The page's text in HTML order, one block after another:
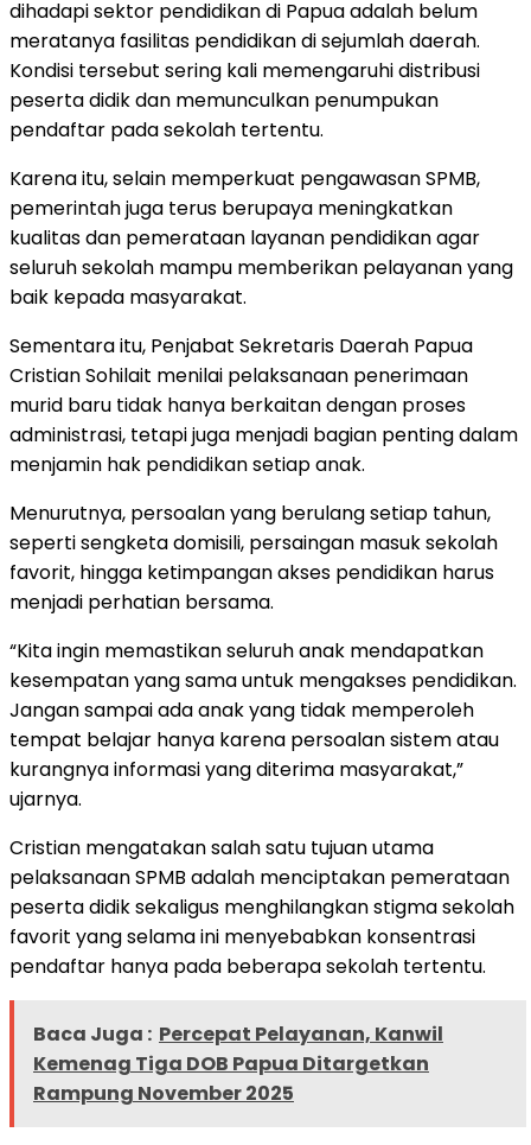
dihadapi sektor pendidikan di Papua adalah belum
meratanya fasilitas pendidikan di sejumlah daerah.
Kondisi tersebut sering kali memengaruhi distribusi
peserta didik dan memunculkan penumpukan
pendaftar pada sekolah tertentu.
Karena itu, selain memperkuat pengawasan SPMB,
pemerintah juga terus berupaya meningkatkan
kualitas dan pemerataan layanan pendidikan agar
seluruh sekolah mampu memberikan pelayanan yang
baik kepada masyarakat.
Sementara itu, Penjabat Sekretaris Daerah Papua
Cristian Sohilait menilai pelaksanaan penerimaan
murid baru tidak hanya berkaitan dengan proses
administrasi, tetapi juga menjadi bagian penting dalam
menjamin hak pendidikan setiap anak.
Menurutnya, persoalan yang berulang setiap tahun,
seperti sengketa domisili, persaingan masuk sekolah
favorit, hingga ketimpangan akses pendidikan harus
menjadi perhatian bersama.
“Kita ingin memastikan seluruh anak mendapatkan
kesempatan yang sama untuk mengakses pendidikan.
Jangan sampai ada anak yang tidak memperoleh
tempat belajar hanya karena persoalan sistem atau
kurangnya informasi yang diterima masyarakat,”
ujarnya.
Cristian mengatakan salah satu tujuan utama
pelaksanaan SPMB adalah menciptakan pemerataan
peserta didik sekaligus menghilangkan stigma sekolah
favorit yang selama ini menyebabkan konsentrasi
pendaftar hanya pada beberapa sekolah tertentu.
Baca Juga : Percepat Pelayanan, Kanwil
Kemenag Tiga DOB Papua Ditargetkan
Rampung November 2025